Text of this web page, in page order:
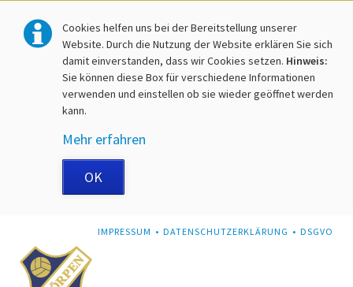
Cookies helfen uns bei der Bereitstellung unserer
Website. Durch die Nutzung der Website erklären Sie sich
damit einverstanden, dass wir Cookies setzen. Hinweis:
Sie können diese Box für verschiedene Informationen
verwenden und einstellen ob sie wieder geöffnet werden
kann.
Mehr erfahren
OK
NAVIGATION
IMPRESSUM DATENSCHUTZERKLÄRUNG DSGVO